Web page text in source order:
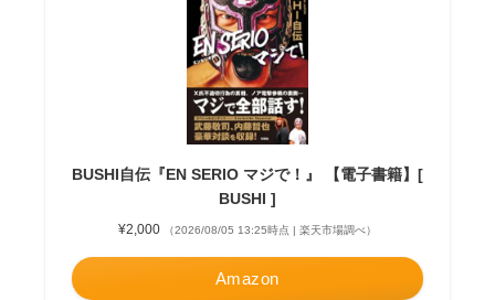
BUSHI自伝『EN SERIO マジで！』 【電子書籍】[
BUSHI ]
¥2,000 （2026/08/05 13:25時点 | 楽天市場調べ）
Amazon